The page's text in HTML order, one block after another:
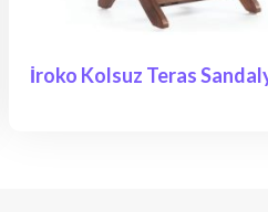
İroko Kolsuz Teras